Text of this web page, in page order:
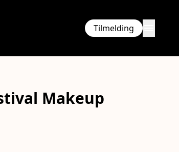
Tilmelding
Makeup